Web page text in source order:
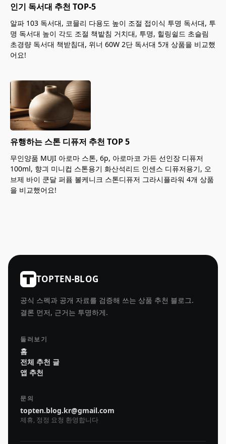
인기 독서대 추천 TOP-5
알파 103 독서대, 코믈리 다용도 높이 조절 접이식 투명 독서대, 투
명 독서대 높이 각도 조절 책밭침 거치대, 투명, 힐링쉴드 초슬림
초경량 독서대 책받침대, 위너 60W 2단 독서대 5개 상품을 비교했
어요!
유행하는 스톤 디퓨저 추천 TOP 5
무인양품 MUJI 아로마 스톤, 6p, 아로마코 가든 선인장 디퓨저
100ml, 향긔 미니컵 스톤용기 화산석리드 인센스 디퓨저용기, 오
브제 바이 쿤달 퍼퓸 볼케니크 스톤디퓨저 그라시플라워 4개 상품
을 비교했어요!
TOPTEN-BLOG
공식 스펙과 공개 자료를 검증해 쓰는 상품 추천 블로그.
결론 먼저, 근거는 투명하게.
둘러보기
홈
전체 추천 글
앱 추천
문의
topten.blog.kr@gmail.com
제휴, 정정 요청 환영합니다